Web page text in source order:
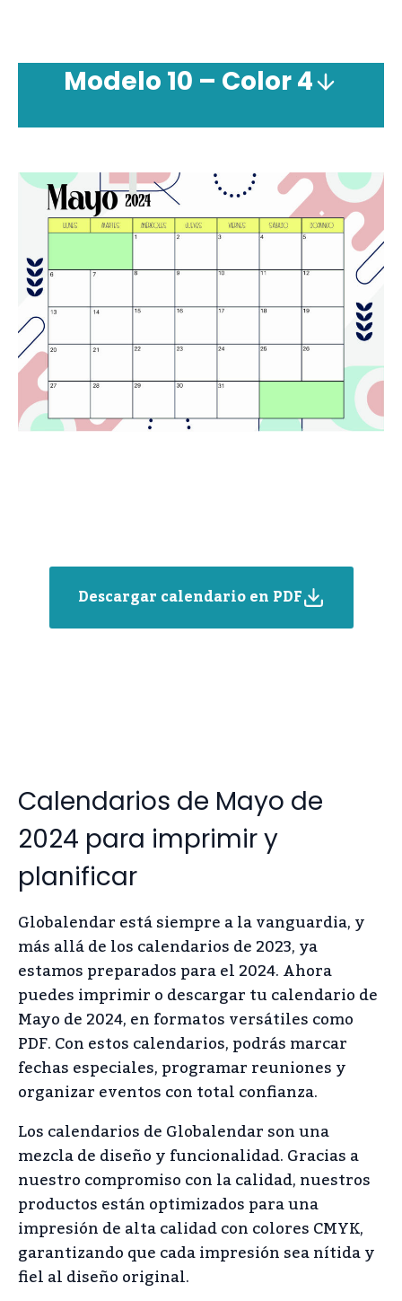
Modelo 10 – Color 4
Descargar calendario en PDF
Calendarios de Mayo de
2024 para imprimir y
planificar
Globalendar está siempre a la vanguardia, y
más allá de los calendarios de 2023, ya
estamos preparados para el 2024. Ahora
puedes imprimir o descargar tu calendario de
Mayo de 2024, en formatos versátiles como
PDF. Con estos calendarios, podrás marcar
fechas especiales, programar reuniones y
organizar eventos con total confianza.
Los calendarios de Globalendar son una
mezcla de diseño y funcionalidad. Gracias a
nuestro compromiso con la calidad, nuestros
productos están optimizados para una
impresión de alta calidad con colores CMYK,
garantizando que cada impresión sea nítida y
fiel al diseño original.